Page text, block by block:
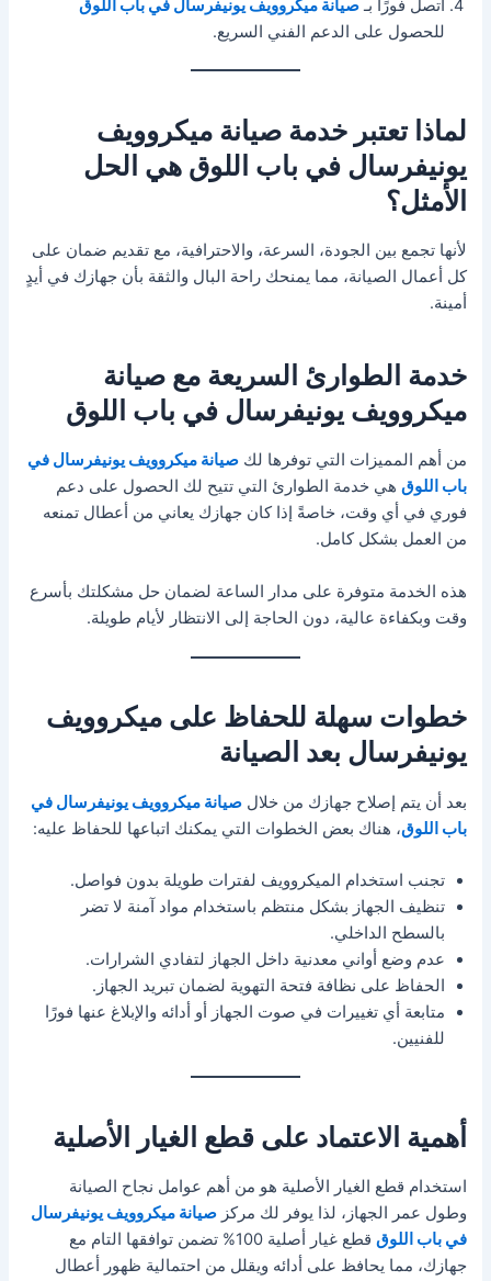
اتصل فورًا بـصيانة ميكروويف يونيفرسال في باب اللوق
للحصول على الدعم الفني السريع.
لماذا تعتبر خدمة صيانة ميكروويف
يونيفرسال في باب اللوق هي الحل
الأمثل؟
لأنها تجمع بين الجودة، السرعة، والاحترافية، مع تقديم ضمان على
كل أعمال الصيانة، مما يمنحك راحة البال والثقة بأن جهازك في أيدٍ
أمينة.
خدمة الطوارئ السريعة مع صيانة
ميكروويف يونيفرسال في باب اللوق
من أهم المميزات التي توفرها لكصيانة ميكروويف يونيفرسال في
باب اللوق هي خدمة الطوارئ التي تتيح لك الحصول على دعم
فوري في أي وقت، خاصةً إذا كان جهازك يعاني من أعطال تمنعه
من العمل بشكل كامل.
هذه الخدمة متوفرة على مدار الساعة لضمان حل مشكلتك بأسرع
وقت وبكفاءة عالية، دون الحاجة إلى الانتظار لأيام طويلة.
خطوات سهلة للحفاظ على ميكروويف
يونيفرسال بعد الصيانة
بعد أن يتم إصلاح جهازك من خلالصيانة ميكروويف يونيفرسال في
باب اللوق، هناك بعض الخطوات التي يمكنك اتباعها للحفاظ عليه:
تجنب استخدام الميكروويف لفترات طويلة بدون فواصل.
تنظيف الجهاز بشكل منتظم باستخدام مواد آمنة لا تضر
بالسطح الداخلي.
عدم وضع أواني معدنية داخل الجهاز لتفادي الشرارات.
الحفاظ على نظافة فتحة التهوية لضمان تبريد الجهاز.
متابعة أي تغييرات في صوت الجهاز أو أدائه والإبلاغ عنها فورًا
للفنيين.
أهمية الاعتماد على قطع الغيار الأصلية
استخدام قطع الغيار الأصلية هو من أهم عوامل نجاح الصيانة
وطول عمر الجهاز، لذا يوفر لك مركزصيانة ميكروويف يونيفرسال
في باب اللوق
قطع غيار أصلية 100% تضمن توافقها التام مع
جهازك، مما يحافظ على أدائه ويقلل من احتمالية ظهور أعطال